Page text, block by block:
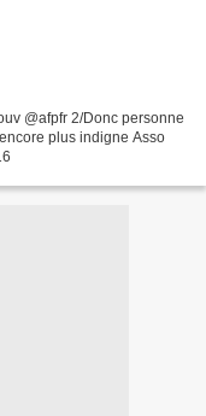
@afpfr 2/Donc personne
plus indigne Asso